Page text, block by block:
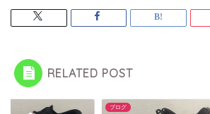
RELATED POST
ブログ